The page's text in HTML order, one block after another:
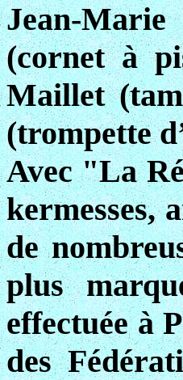
Jean-
(cornet à
Maillet
(trompette
Avec "La
kermesses,
de
plus
effectuée à
des